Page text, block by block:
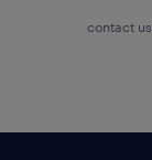
contact us